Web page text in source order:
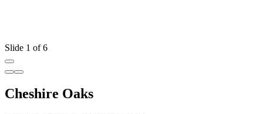
Slide 1 of 6
Cheshire Oaks